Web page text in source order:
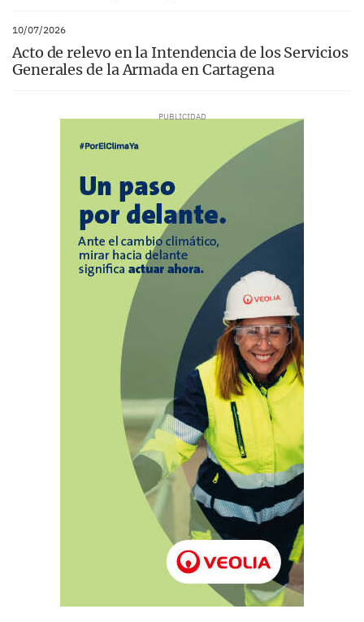
10/07/2026
Acto de relevo en la Intendencia de los Servicios
Generales de la Armada en Cartagena